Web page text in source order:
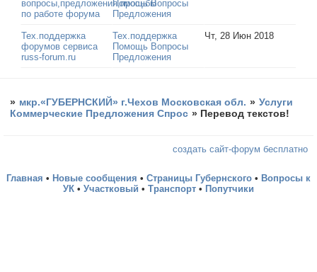
вопросы,предложения,просьбы
по работе форума
Помощь Вопросы
Предложения
Тех.поддержка
форумов сервиса
russ-forum.ru
Тех.поддержка
Помощь Вопросы
Предложения
Чт, 28 Июн 2018
» мкр.«ГУБЕРНСКИЙ» г.Чехов Московская обл. » Услуги
Коммерческие Предложения Спрос » Перевод текстов!
создать сайт-форум бесплатно
Главная • Новые сообщения • Страницы Губернского • Вопросы к
УК • Участковый • Транспорт • Попутчики